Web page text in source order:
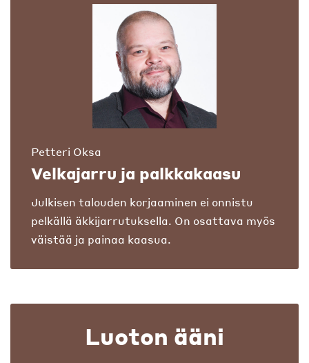
Petteri Oksa
Velkajarru ja palkkakaasu
Julkisen talouden korjaaminen ei onnistu
pelkällä äkkijarrutuksella. On osattava myös
väistää ja painaa kaasua.
Luoton ääni